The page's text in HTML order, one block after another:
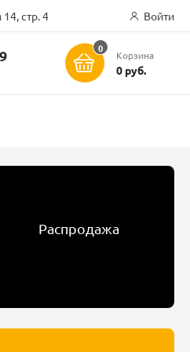
стр. 4 Войти
0
Корзина
0 руб.
Распродажа